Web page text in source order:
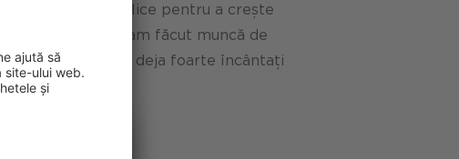
cloud publice pentru a crește
Astfel, am făcut muncă de
public și suntem deja foarte încântați
utilizare!